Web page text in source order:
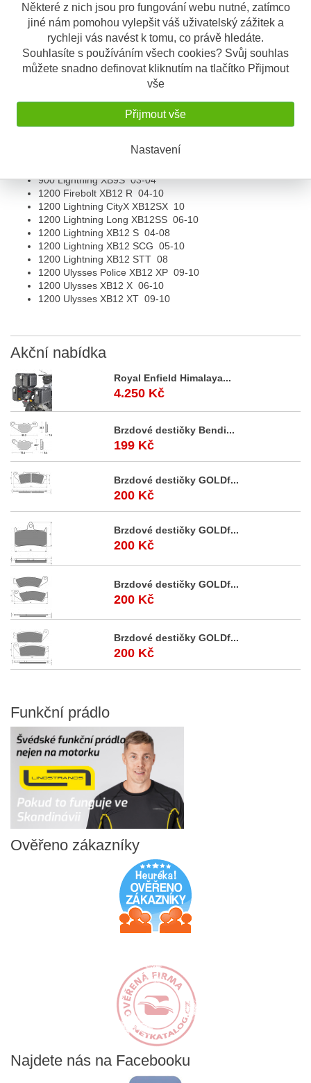
Některé z nich jsou pro fungování webu nutné, zatímco
jiné nám pomohou vylepšit váš uživatelský zážitek a
rychleji vás navést k tomu, co právě hledáte.
Souhlasíte s používáním všech cookies? Svůj souhlas
můžete snadno definovat kliknutím na tlačítko Přijmout
vše
Přijmout vše
Nastavení
OEM čísla:
Buell 63806-00Y
Určeno pro:
02-07
900 Lightning XB9S 03-04
1200 Firebolt XB12 R 04-10
1200 Lightning CityX XB12SX 10
1200 Lightning Long XB12SS 06-10
1200 Lightning XB12 S 04-08
1200 Lightning XB12 SCG 05-10
1200 Lightning XB12 STT 08
1200 Ulysses Police XB12 XP 09-10
1200 Ulysses XB12 X 06-10
1200 Ulysses XB12 XT 09-10
Akční nabídka
Royal Enfield Himalaya...
4.250 Kč
Brzdové destičky Bendi...
199 Kč
Brzdové destičky GOLDf...
200 Kč
Brzdové destičky GOLDf...
200 Kč
Brzdové destičky GOLDf...
200 Kč
Brzdové destičky GOLDf...
200 Kč
Funkční prádlo
Ověřeno zákazníky
Najdete nás na Facebooku